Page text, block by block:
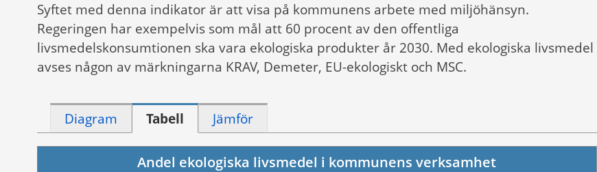
Syftet med denna indikator är att visa på kommunens arbete med miljöhänsyn.
Regeringen har exempelvis som mål att 60 procent av den offentliga
livsmedelskonsumtionen ska vara ekologiska produkter år 2030. Med ekologiska livsmedel
avses någon av märkningarna KRAV, Demeter, EU-ekologiskt och MSC.
Diagram Tabell Jämför
Andel ekologiska livsmedel i kommunens verksamhet